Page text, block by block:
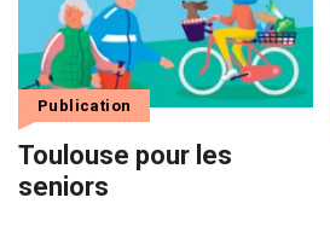
Toulouse pour les
seniors
Publication